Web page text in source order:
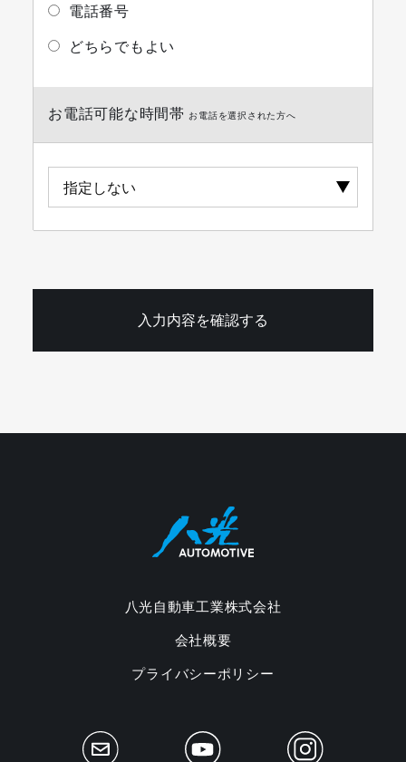
電話番号
どちらでもよい
お電話可能な時間帯お電話を選択された方へ
八光自動車工業株式会社
会社概要
プライバシーポリシー